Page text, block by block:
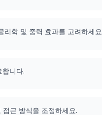
리학 및 중력 효과를 고려하세
니다.
근 방식을 조정하세요.